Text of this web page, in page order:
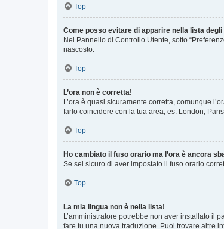
Top
Come posso evitare di apparire nella lista degli
Nel Pannello di Controllo Utente, sotto
nascosto.
Top
L’ora non è corretta!
L’ora è quasi sicuramente corretta, comunque
farlo coincidere con la tua area, es. London,
Top
Ho cambiato il fuso orario ma l’ora è ancora
Se sei sicuro di aver impostato il fuso orario
Top
La mia lingua non è nella lista!
L’amministratore potrebbe non aver installato il
fare tu una nuova traduzione. Puoi trovare altre